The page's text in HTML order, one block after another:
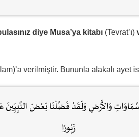
diye Musa’ya kitabı (Tevrat’ı)
verilmiştir. Bununla alakalı ayet
وَالأَرْضِ وَلَقَدْ فَضَّلْنَا بَعْضَ النَّبِيِّينَ
زَبُورًا